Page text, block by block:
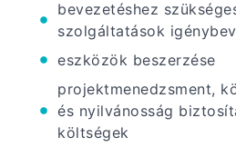
bevezetéshez
szolgáltatások
eszközök beszerzése
projektmenedzsment,
és nyilvánosság
költségek